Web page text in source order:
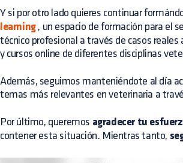
Y si por otro lado quieres continuar
learning, un espacio de formación para el
técnico profesional a través de casos
y cursos online de diferentes disciplinas
Además, seguimos manteniéndote al día
temas más relevantes en veterinaria a
Por último, queremos agradecer tu
contener esta situación. Mientras tanto,